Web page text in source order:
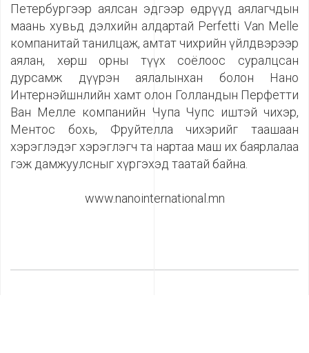
Петербургээр аялсан эдгээр өдрүүд аялагчдын
маань хувьд дэлхийн алдартай Perfetti Van Melle
компанитай танилцаж, амтат чихрийн үйлдвэрээр
аялан, хөрш орны түүх соёлоос суралцсан
дурсамж дүүрэн аялалынхан болон Нано
Интернэйшнлийн хамт олон Голландын Перфетти
Ван Мелле компанийн Чупа Чупс иштэй чихэр,
Ментос бохь, Фруйтелла чихэрийг таашаан
хэрэглэдэг хэрэглэгч та нартаа маш их баярлалаа
гэж дамжуулсныг хүргэхэд таатай байна.
www.nanointernational.mn